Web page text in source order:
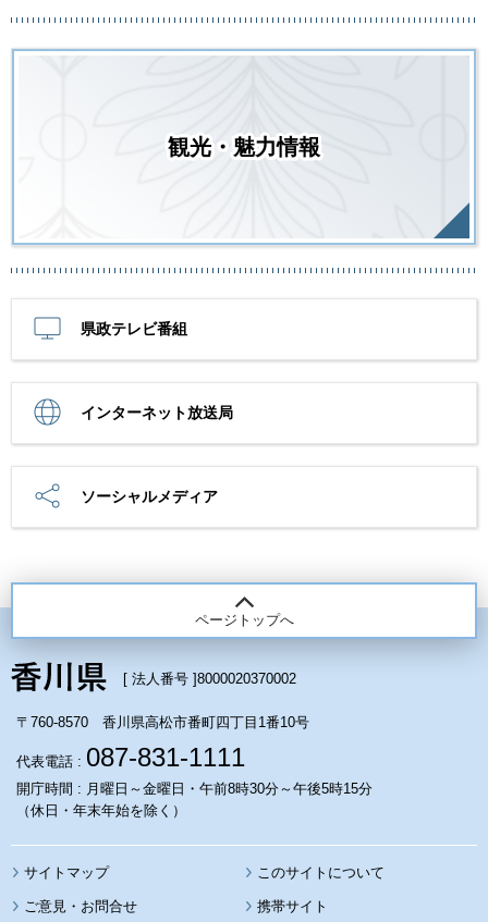
観光・魅力情報
県政テレビ番組
インターネット放送局
ソーシャルメディア
ページトップへ
[ 法人番号 ]8000020370002
〒760-8570 香川県高松市番町四丁目1番10号
代表電話 : 087-831-1111
開庁時間 : 月曜日～金曜日・午前8時30分～午後5時15分
（休日・年末年始を除く）
サイトマップ このサイトについて
携帯サイト